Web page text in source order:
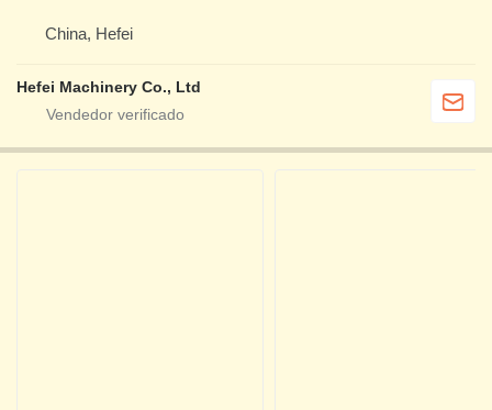
China, Hefei
Hefei Machinery Co., Ltd